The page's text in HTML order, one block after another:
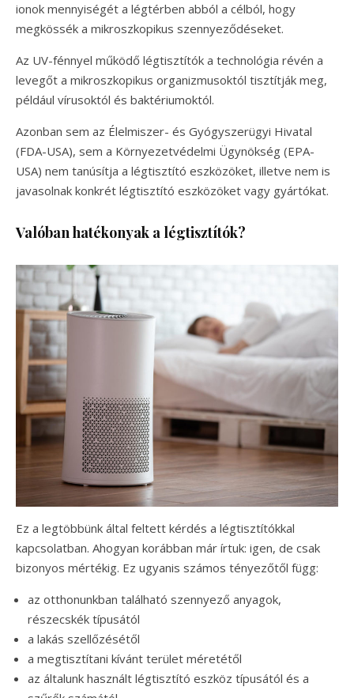
ionok mennyiségét a légtérben abból a célból, hogy
megkössék a mikroszkopikus szennyeződéseket.
Az UV-fénnyel működő légtisztítók a technológia révén a
levegőt a mikroszkopikus organizmusoktól tisztítják meg,
például vírusoktól és baktériumoktól.
Azonban sem az Élelmiszer- és Gyógyszerügyi Hivatal
(FDA-USA), sem a Környezetvédelmi Ügynökség (EPA-
USA) nem tanúsítja a légtisztító eszközöket, illetve nem is
javasolnak konkrét légtisztító eszközöket vagy gyártókat.
Valóban hatékonyak a légtisztítók?
Ez a legtöbbünk által feltett kérdés a légtisztítókkal
kapcsolatban. Ahogyan korábban már írtuk: igen, de csak
bizonyos mértékig. Ez ugyanis számos tényezőtől függ:
az otthonunkban található szennyező anyagok,
részecskék típusától
a lakás szellőzésétől
a megtisztítani kívánt terület méretétől
az általunk használt légtisztító eszköz típusától és a